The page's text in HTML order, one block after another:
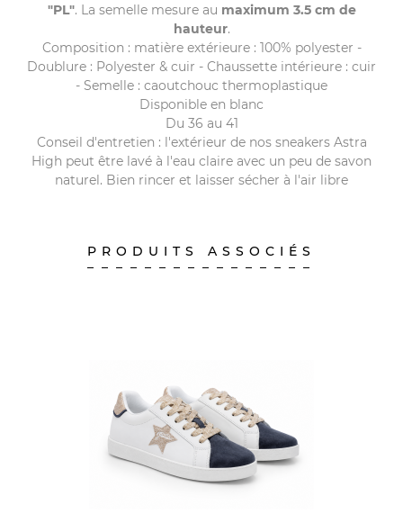
"PL". La semelle mesure au maximum 3.5 cm de
hauteur.
Composition : matière extérieure : 100% polyester -
Doublure : Polyester & cuir - Chaussette intérieure : cuir
- Semelle : caoutchouc thermoplastique
Disponible en blanc
Du 36 au 41
Conseil d'entretien : l'extérieur de nos sneakers Astra
High peut être lavé à l'eau claire avec un peu de savon
naturel. Bien rincer et laisser sécher à l'air libre
PRODUITS ASSOCIÉS